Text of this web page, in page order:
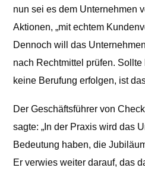
nun sei es dem Unternehmen
Aktionen, „mit echtem
Dennoch will das
nach Rechtmittel prüfen.
keine Berufung erfolgen, ist
Der Geschäftsführer von
sagte: „In der Praxis wird das
Bedeutung haben, die
Er verwies weiter darauf, das